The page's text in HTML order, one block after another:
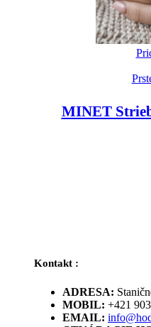
MINET
Kontakt :
ADRESA:
MOBIL: +421
EMAIL: